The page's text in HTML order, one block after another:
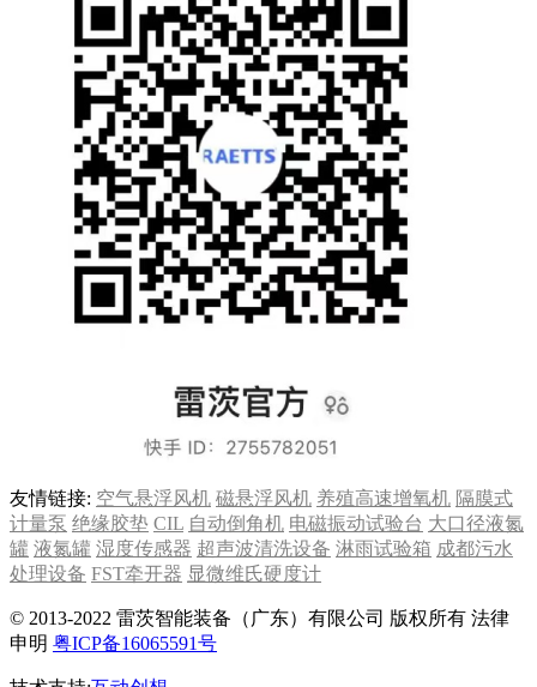
友情链接: 空气悬浮风机 磁悬浮风机 养殖高速增氧机 隔膜式
计量泵 绝缘胶垫 CIL 自动倒角机 电磁振动试验台 大口径液氮
罐 液氮罐 湿度传感器 超声波清洗设备 淋雨试验箱 成都污水
处理设备 FST牵开器 显微维氏硬度计
© 2013-2022 雷茨智能装备（广东）有限公司 版权所有 法律
申明 粤ICP备16065591号